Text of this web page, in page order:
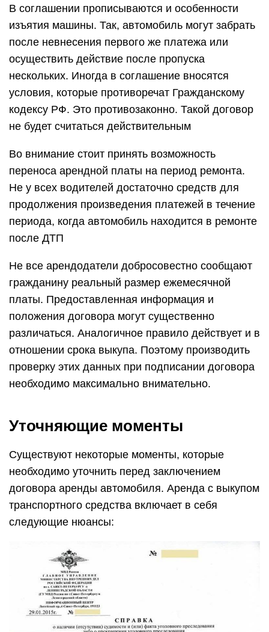
В соглашении прописываются и особенности
изъятия машины. Так, автомобиль могут забрать
после невнесения первого же платежа или
осуществить действие после пропуска
нескольких. Иногда в соглашение вносятся
условия, которые противоречат Гражданскому
кодексу РФ. Это противозаконно. Такой договор
не будет считаться действительным
Во внимание стоит принять возможность
переноса арендной платы на период ремонта.
Не у всех водителей достаточно средств для
продолжения произведения платежей в течение
периода, когда автомобиль находится в ремонте
после ДТП
Не все арендодатели добросовестно сообщают
гражданину реальный размер ежемесячной
платы. Предоставленная информация и
положения договора могут существенно
различаться. Аналогичное правило действует и в
отношении срока выкупа. Поэтому производить
проверку этих данных при подписании договора
необходимо максимально внимательно.
Уточняющие моменты
Существуют некоторые моменты, которые
необходимо уточнить перед заключением
договора аренды автомобиля. Аренда с выкупом
транспортного средства включает в себя
следующие нюансы: